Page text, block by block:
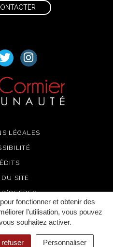
fonctionner et obtenir des
l'utilisation, vous pouvez
souhaitez activer.
refuser Personnaliser
vers le compte Facebook
Lien vers le compte Twitter
Lien vers le compte
LÉGALES
SITE
COOKIES